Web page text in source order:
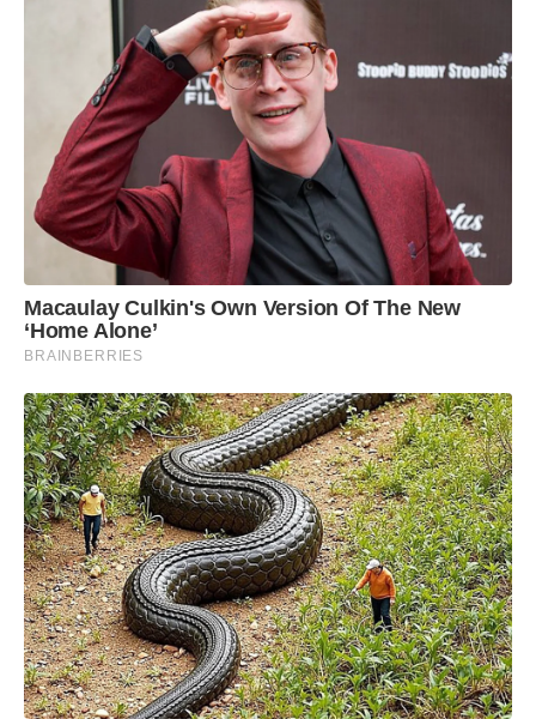
luxemburguesa Dominique Santana.
Macaulay Culkin's Own Version Of The New
‘Home Alone’
BRAINBERRIES